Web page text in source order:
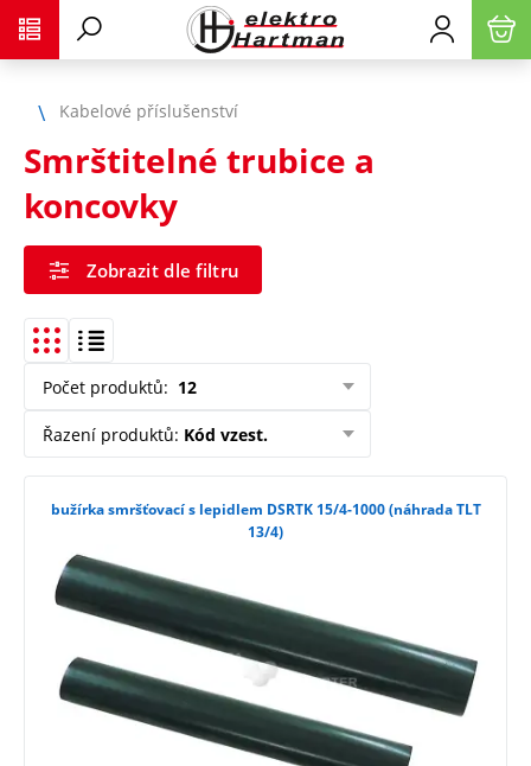
Kabelové příslušenství
Smrštitelné trubice a
koncovky
Zobrazit dle filtru
Počet produktů: 12
Řazení produktů: Kód vzest.
bužírka smršťovací s lepidlem DSRTK 15/4-1000 (náhrada TLT
13/4)